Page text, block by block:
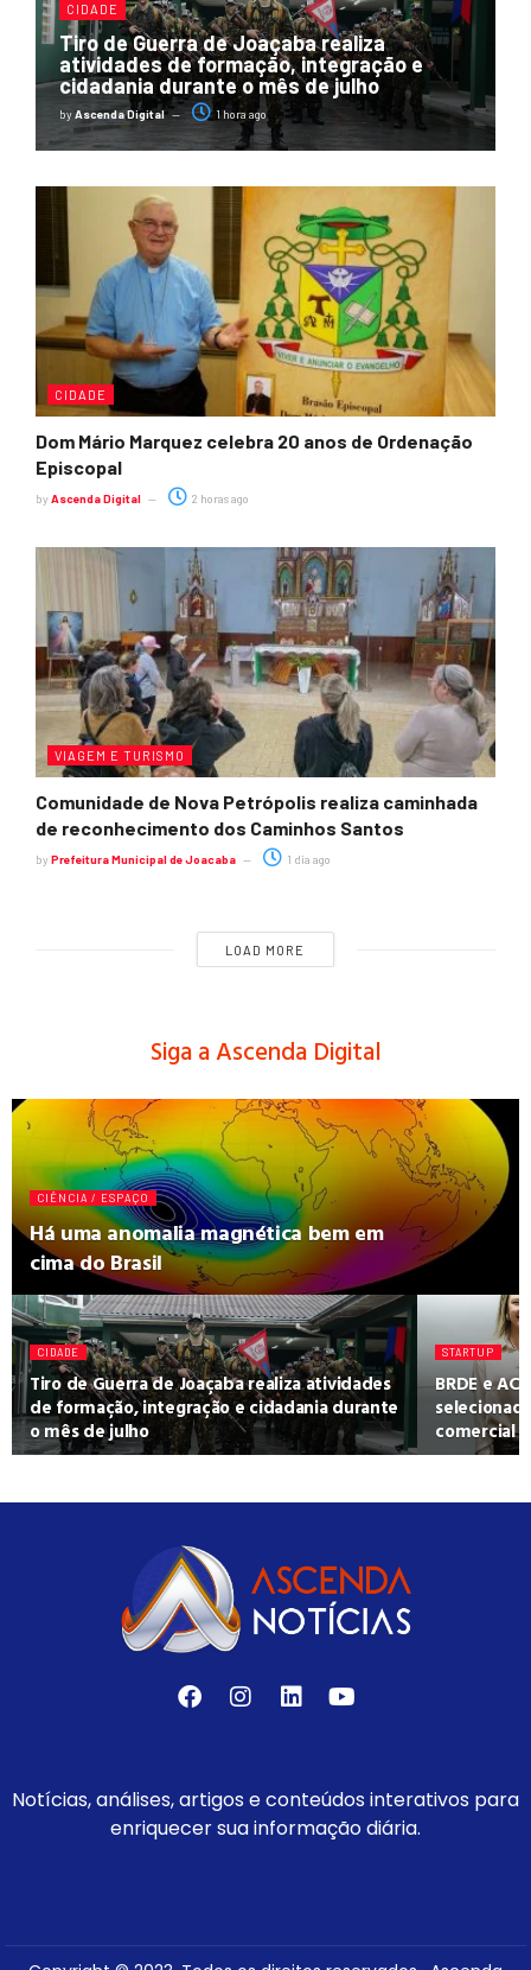
CIDADE
Tiro de Guerra de Joaçaba realiza
atividades de formação, integração e
cidadania durante o mês de julho
byAscenda Digital 1 hora ago
CIDADE
Dom Mário Marquez celebra 20 anos de Ordenação
Episcopal
by Ascenda Digital 2 horas ago
VIAGEM E TURISMO
Comunidade de Nova Petrópolis realiza caminhada
de reconhecimento dos Caminhos Santos
by Prefeitura Municipal de Joacaba 1 dia ago
LOAD MORE
Siga a Ascenda Digital
CIÊNCIA / ESPAÇO
Há uma anomalia magnética bem em
cima do Brasil
CIDADE
Tiro de Guerra de Joaçaba realiza atividades
de formação, integração e cidadania durante
o mês de julho
STARTUP
BRDE e
comercial
Notícias, análises, artigos e conteúdos interativos para
enriquecer sua informação diária.